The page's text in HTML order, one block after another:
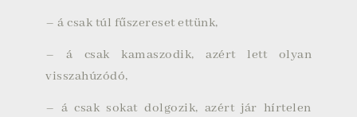
– á csak túl fűszereset ettünk,
– á csak kamaszodik, azért lett olyan
visszahúzódó,
– á csak sokat dolgozik, azért jár hírtelen